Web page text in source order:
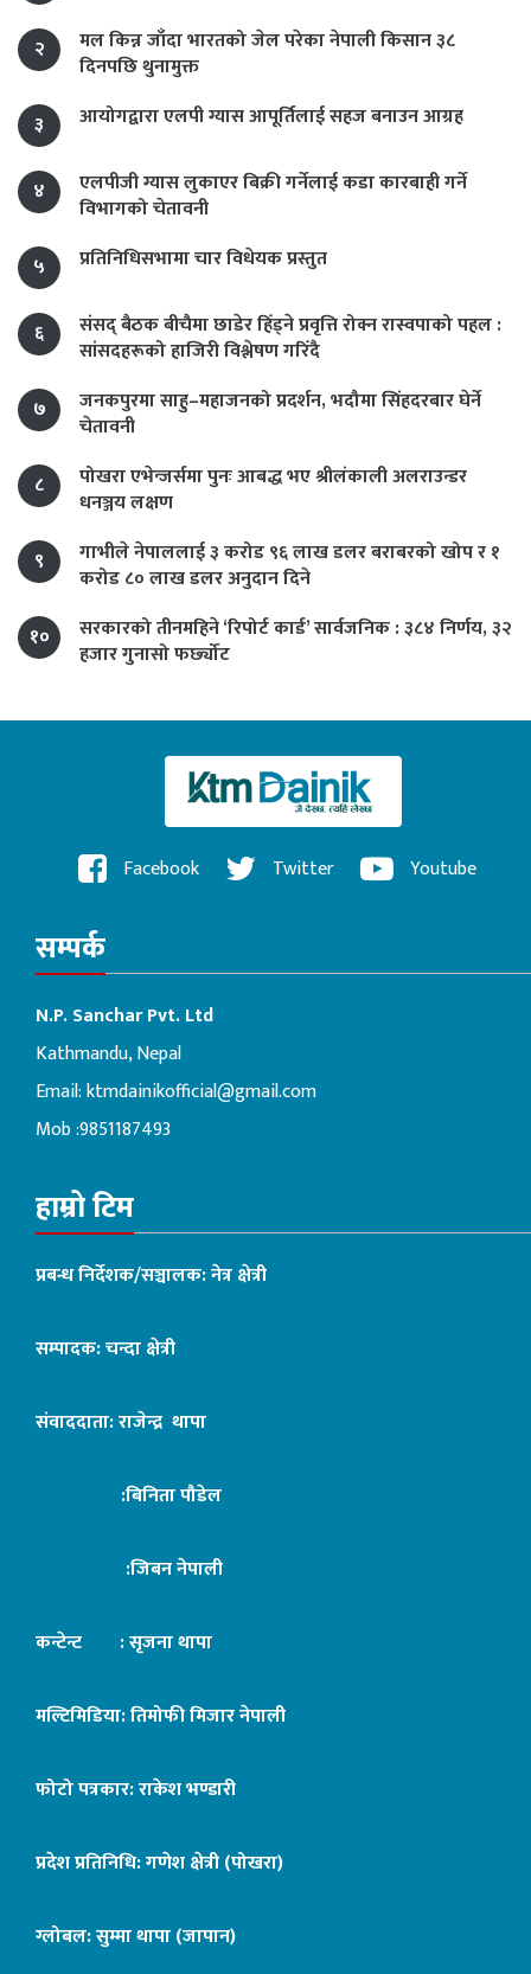
२
मल किन्न जाँदा भारतको जेल परेका नेपाली किसान ३८
दिनपछि थुनामुक्त
३
आयोगद्वारा एलपी ग्यास आपूर्तिलाई सहज बनाउन आग्रह
४
एलपीजी ग्यास लुकाएर बिक्री गर्नेलाई कडा कारबाही गर्ने
विभागको चेतावनी
५
प्रतिनिधिसभामा चार विधेयक प्रस्तुत
६
संसद् बैठक बीचैमा छाडेर हिँड्ने प्रवृत्ति रोक्न रास्वपाको पहल :
सांसदहरूको हाजिरी विश्लेषण गरिँदै
७
जनकपुरमा साहु–महाजनको प्रदर्शन, भदौमा सिंहदरबार घेर्ने
चेतावनी
८
पोखरा एभेन्जर्समा पुनः आबद्ध भए श्रीलंकाली अलराउन्डर
धनञ्जय लक्षण
९
गाभीले नेपाललाई ३ करोड ९६ लाख डलर बराबरको खोप र १
करोड ८० लाख डलर अनुदान दिने
१०
सरकारको तीनमहिने ‘रिपोर्ट कार्ड’ सार्वजनिक : ३८४ निर्णय, ३२
हजार गुनासो फर्छ्योट
Facebook Twitter Youtube
सम्पर्क
N.P. Sanchar Pvt. Ltd
Kathmandu, Nepal
Email:ktmdainikofficial@gmail.com
Mob :9851187493
हाम्रो टिम
प्रबन्ध निर्देशक/सञ्चालक: नेत्र क्षेत्री
सम्पादक: चन्दा क्षेत्री
संवाददाता: राजेन्द्र थापा
:बिनिता पौडेल
:जिबन नेपाली
कन्टेन्ट : सृजना थापा
मल्टिमिडिया: तिमोफी मिजार नेपाली
फोटो पत्रकार: राकेश भण्डारी
प्रदेश प्रतिनिधि: गणेश क्षेत्री (पोखरा)
ग्लोबल: सुम्मा थापा (जापान)